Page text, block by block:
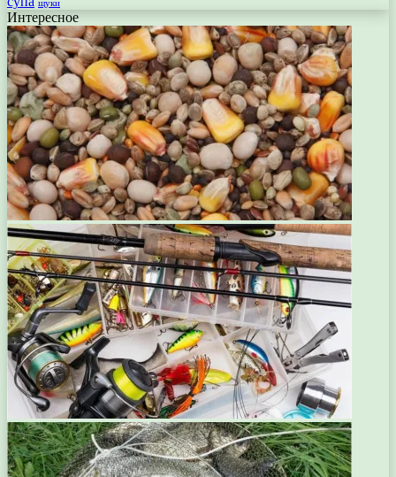
щуки
Интересное